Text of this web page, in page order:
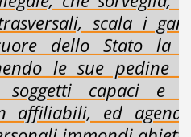
che sorveglia,
scala i
dello Stato la
le sue pedine
soggetti capaci e
affiliabili, ed